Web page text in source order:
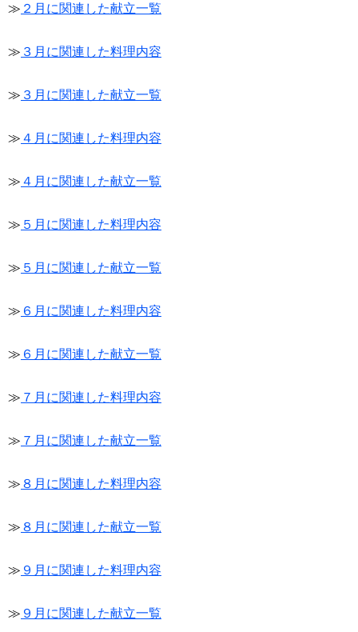
≫ ２月に関連した献立一覧
≫ ３月に関連した料理内容
≫ ３月に関連した献立一覧
≫ ４月に関連した料理内容
≫ ４月に関連した献立一覧
≫ ５月に関連した料理内容
≫ ５月に関連した献立一覧
≫ ６月に関連した料理内容
≫ ６月に関連した献立一覧
≫ ７月に関連した料理内容
≫ ７月に関連した献立一覧
≫ ８月に関連した料理内容
≫ ８月に関連した献立一覧
≫ ９月に関連した料理内容
≫ ９月に関連した献立一覧